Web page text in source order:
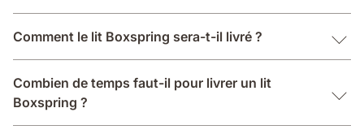
Comment le lit Boxspring sera-t-il livré ?
Combien de temps faut-il pour livrer un lit
Boxspring ?